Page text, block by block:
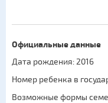
Официальные данные
Дата рождения: 2016
Номер ребенка в
Возможные формы